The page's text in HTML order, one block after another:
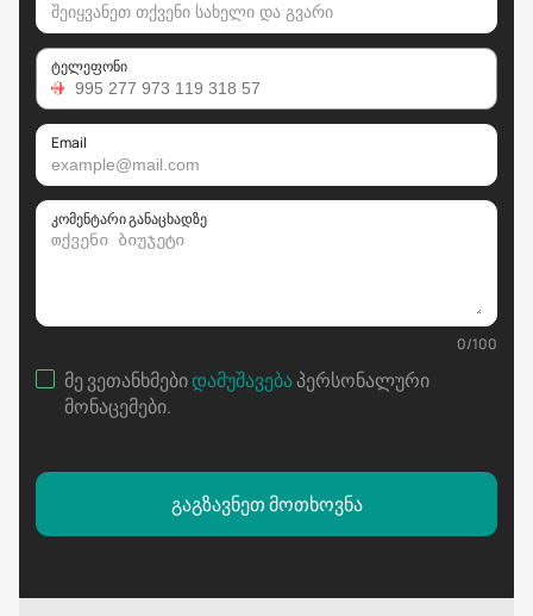
ტელეფონი
Email
კომენტარი განაცხადზე
0/100
მე ვეთანხმებიდამუშავებაპერსონალური
მონაცემები.
გაგზავნეთ მოთხოვნა